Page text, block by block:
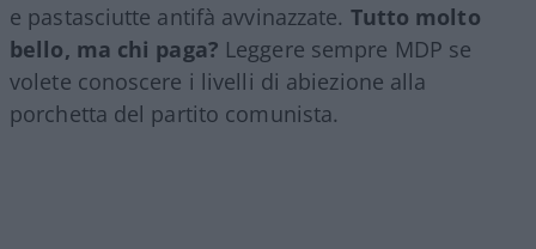
e pastasciutte antifà avvinazzate. Tutto molto
bello, ma chi paga? Leggere sempre MDP se
volete conoscere i livelli di abiezione alla
porchetta del partito comunista.